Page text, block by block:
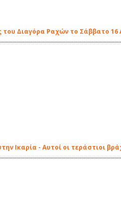
του Διαγόρα Ραχών το Σάββατο 16
Ικαρία - Αυτοί οι τεράστιοι